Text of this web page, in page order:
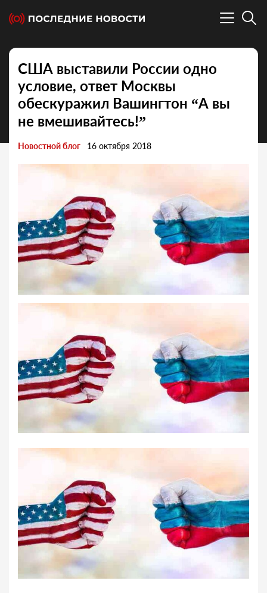
США выставили России одно
условие, ответ Москвы
обескуражил Вашингтон “А вы
не вмешивайтесь!”
Новостной блог 16 октября 2018